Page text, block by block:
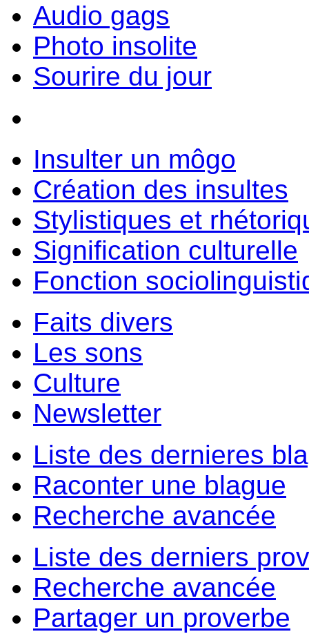
Audio gags
Photo insolite
Sourire du jour
Insulter un môgo
Création des insultes
Stylistiques et
Signification culturelle
Fonction
Faits divers
Les sons
Culture
Newsletter
Liste des dernieres
Raconter une blague
Recherche avancée
Liste des derniers
Recherche avancée
Partager un proverbe